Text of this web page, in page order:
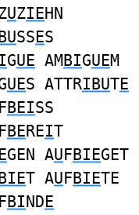
UZIEHN
SSES
GUE AMBIGUEM
UES ATTRIBUTE
FBEISS
FBEREIT
GEN AUFBIEGET
T AUFBIETE
FBINDE